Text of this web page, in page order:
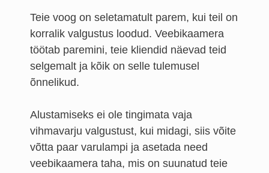
Teie voog on seletamatult parem, kui teil on
korralik valgustus loodud. Veebikaamera
töötab paremini, teie kliendid näevad teid
selgemalt ja kõik on selle tulemusel
õnnelikud.
Alustamiseks ei ole tingimata vaja
vihmavarju valgustust, kui midagi, siis võite
võtta paar varulampi ja asetada need
veebikaamera taha, mis on suunatud teie